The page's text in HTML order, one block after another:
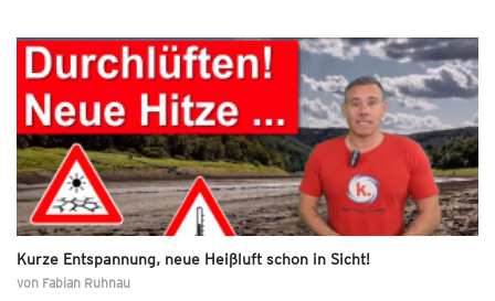
Kurze Entspannung, neue Heißluft schon in Sicht!
von Fabian Ruhnau